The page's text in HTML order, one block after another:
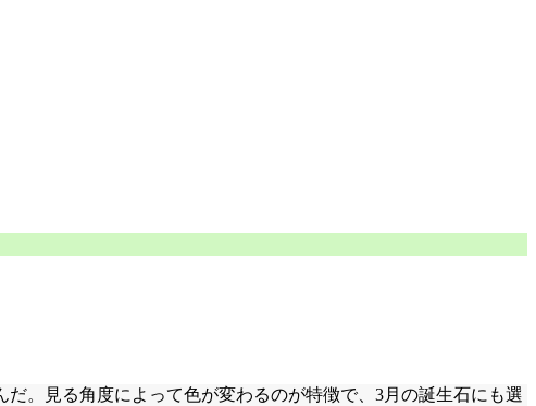
。見る角度によって色が変わるのが特徴で、3月の誕生石にも選